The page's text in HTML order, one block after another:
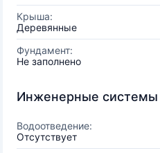
Крыша:
Деревянные
Фундамент:
Не заполнено
Инженерные системы
Водоотведение:
Отсутствует